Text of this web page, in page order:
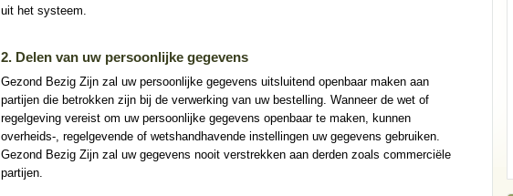
uit het systeem.
2. Delen van uw persoonlijke gegevens
Gezond Bezig Zijn zal uw persoonlijke gegevens uitsluitend openbaar maken aan
partijen die betrokken zijn bij de verwerking van uw bestelling. Wanneer de wet of
regelgeving vereist om uw persoonlijke gegevens openbaar te maken, kunnen
overheids-, regelgevende of wetshandhavende instellingen uw gegevens gebruiken.
Gezond Bezig Zijn zal uw gegevens nooit verstrekken aan derden zoals commerciële
partijen.